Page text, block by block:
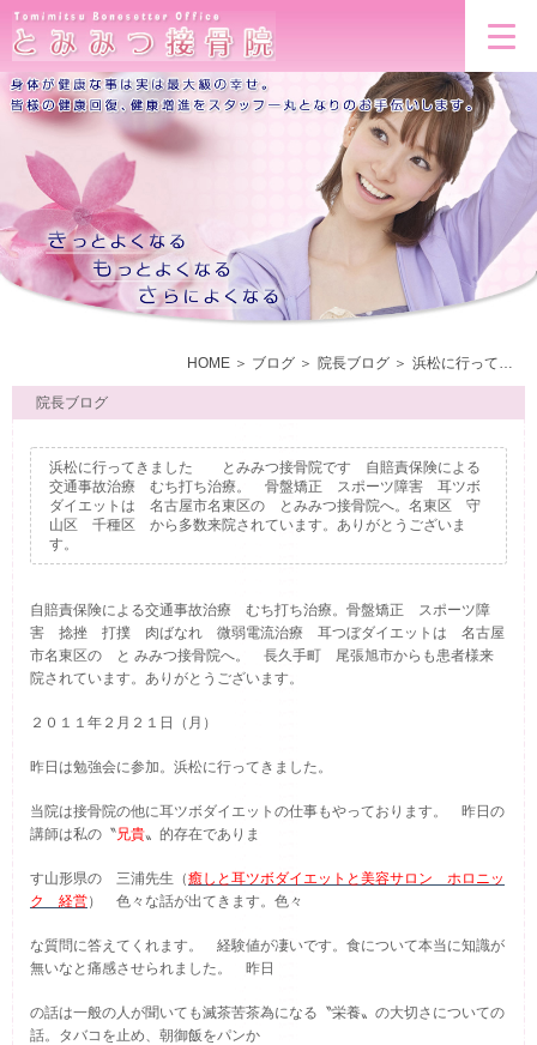
HOME ブログ 院長ブログ 浜松に行ってきました とみみつ接骨院です 自賠責保険による交通事故治療 むち打ち治療。 骨盤矯正 スポーツ障害 耳ツボダイエットは 名古屋市名東区の とみみつ接骨院へ。名東区 守山区 千種区 から多数来院されています。ありがとうございます。
院長ブログ
浜松に行ってきました とみみつ接骨院です 自賠責保険による
交通事故治療 むち打ち治療。 骨盤矯正 スポーツ障害 耳ツボ
ダイエットは 名古屋市名東区の とみみつ接骨院へ。名東区 守
山区 千種区 から多数来院されています。ありがとうございま
す。
自賠責保険による交通事故治療 むち打ち治療。骨盤矯正 スポーツ障
害 捻挫 打撲 肉ばなれ 微弱電流治療 耳つぼダイエットは 名古屋
市名東区の と みみつ接骨院へ。 長久手町 尾張旭市からも患者様来
院されています。ありがとうございます。
２０１１年２月２１日（ 月 ）
昨日は勉強会に参加。浜松に行ってきました。
当院は接骨院の他に耳ツボダイエットの仕事もやっております。 昨日の
講師は私の〝兄貴〟的存在でありま
す山形県の 三浦先生（癒しと耳ツボダイエットと美容サロン ホロニッ
ク 経営） 色々な話が出てきます。色々
な質問に答えてくれます。 経験値が凄いです。食について本当に知識が
無いなと痛感させられました。 昨日
の話は一般の人が聞いても滅茶苦茶為になる〝栄養〟の大切さについての
話。タバコを止め、朝御飯をパンか